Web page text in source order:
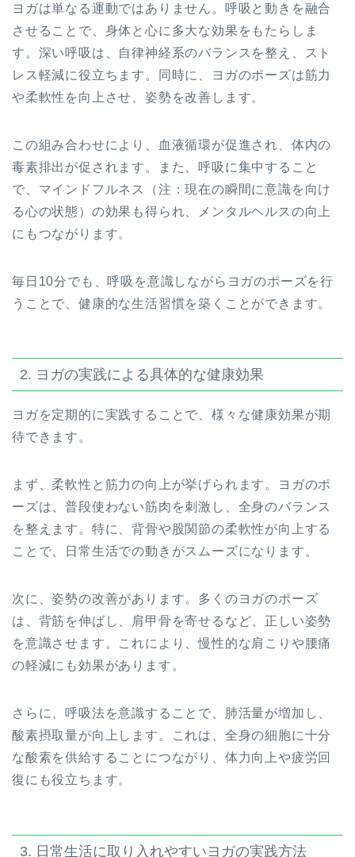
ヨガは単なる運動ではありません。呼吸と動きを融合
させることで、身体と心に多大な効果をもたらしま
す。深い呼吸は、自律神経系のバランスを整え、スト
レス軽減に役立ちます。同時に、ヨガのポーズは筋力
や柔軟性を向上させ、姿勢を改善します。
この組み合わせにより、血液循環が促進され、体内の
毒素排出が促されます。また、呼吸に集中すること
で、マインドフルネス（注：現在の瞬間に意識を向け
る心の状態）の効果も得られ、メンタルヘルスの向上
にもつながります。
毎日10分でも、呼吸を意識しながらヨガのポーズを行
うことで、健康的な生活習慣を築くことができます。
2. ヨガの実践による具体的な健康効果
ヨガを定期的に実践することで、様々な健康効果が期
待できます。
まず、柔軟性と筋力の向上が挙げられます。ヨガのポ
ーズは、普段使わない筋肉を刺激し、全身のバランス
を整えます。特に、背骨や股関節の柔軟性が向上する
ことで、日常生活での動きがスムーズになります。
次に、姿勢の改善があります。多くのヨガのポーズ
は、背筋を伸ばし、肩甲骨を寄せるなど、正しい姿勢
を意識させます。これにより、慢性的な肩こりや腰痛
の軽減にも効果があります。
さらに、呼吸法を意識することで、肺活量が増加し、
酸素摂取量が向上します。これは、全身の細胞に十分
な酸素を供給することにつながり、体力向上や疲労回
復にも役立ちます。
3. 日常生活に取り入れやすいヨガの実践方法